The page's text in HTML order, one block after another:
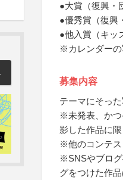
●大賞（復興・
●優秀賞（復興
●他入賞（キッ
※カレンダーの
募集内容
テーマにそっ
※未発表、かつ
影した作品に限
※他のコンテス
※SNSやブログ
グをつけた作品